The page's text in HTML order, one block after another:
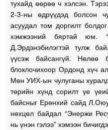
тухайд өөрөө ч хэлсэн.
2-3-ны өдрүүдэд болсон
асуудал том доргилт
хэмжээний бяртай юм.
Д.Эрдэнэбилэгтэй тулж
үүсэж байсангүй. Нөлөө
блоклочихоор Ордонд хүч
Мөн УИХ-ын чулуганы
төрийн хүнд сорилт үе
байсныг Ерөнхий сайд
нөхцөл байдал “Энержи
нь үнэн гэлээ” хэмээн